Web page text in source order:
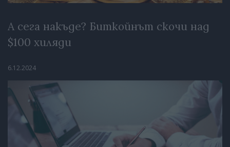
А сега накъде? Биткойнът скочи над
$100 хиляди
6.12.2024